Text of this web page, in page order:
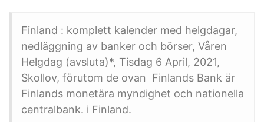
Finland : komplett kalender med helgdagar,
nedläggning av banker och börser, Våren
Helgdag (avsluta)*, Tisdag 6 April, 2021,
Skollov, förutom de ovan Finlands Bank är
Finlands monetära myndighet och nationella
centralbank. i Finland.